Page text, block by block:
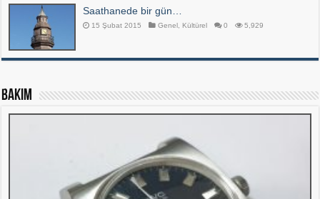
Saathanede bir gün…
15 Şubat 2015 Genel, Kültürel 0 5,929
Bakım